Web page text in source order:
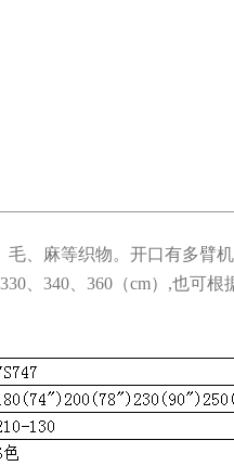
麻等织物。开口有多臂
、340、360（cm）,也可根